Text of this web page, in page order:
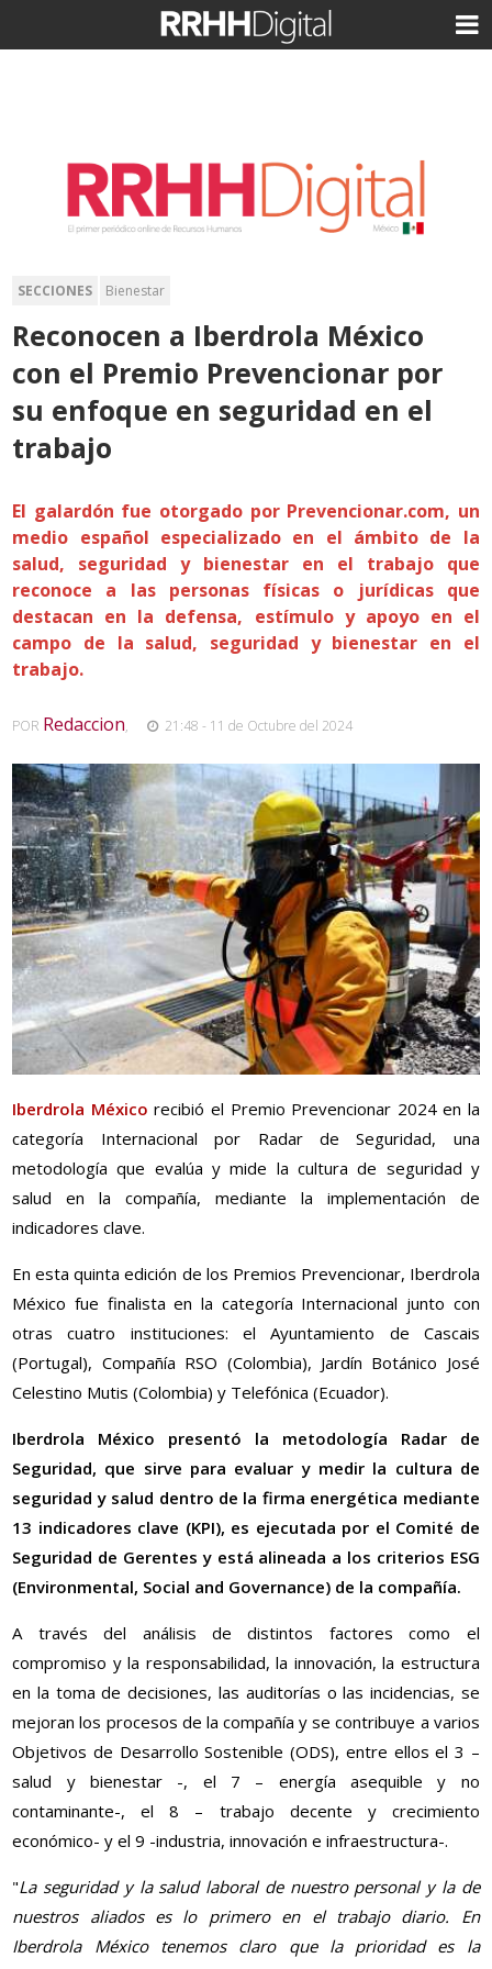
SECCIONES Bienestar
Reconocen a Iberdrola México
con el Premio Prevencionar por
su enfoque en seguridad en el
trabajo
El galardón fue otorgado por Prevencionar.com, un
medio español especializado en el ámbito de la
salud, seguridad y bienestar en el trabajo que
reconoce a las personas físicas o jurídicas que
destacan en la defensa, estímulo y apoyo en el
campo de la salud, seguridad y bienestar en el
trabajo.
POR Redaccion, 21:48 - 11 de Octubre del 2024
Iberdrola México recibió el Premio Prevencionar 2024 en la
categoría Internacional por Radar de Seguridad, una
metodología que evalúa y mide la cultura de seguridad y
salud en la compañía, mediante la implementación de
indicadores clave.
En esta quinta edición de los Premios Prevencionar, Iberdrola
México fue finalista en la categoría Internacional junto con
otras cuatro instituciones: el Ayuntamiento de Cascais
(Portugal), Compañía RSO (Colombia), Jardín Botánico José
Celestino Mutis (Colombia) y Telefónica (Ecuador).
Iberdrola México presentó la metodología Radar de
Seguridad, que sirve para evaluar y medir la cultura de
seguridad y salud dentro de la firma energética mediante
13 indicadores clave (KPI), es ejecutada por el Comité de
Seguridad de Gerentes y está alineada a los criterios ESG
(Environmental, Social and Governance) de la compañía.
A través del análisis de distintos factores como el
compromiso y la responsabilidad, la innovación, la estructura
en la toma de decisiones, las auditorías o las incidencias, se
mejoran los procesos de la compañía y se contribuye a varios
Objetivos de Desarrollo Sostenible (ODS), entre ellos el 3 –
salud y bienestar -, el 7 – energía asequible y no
contaminante-, el 8 – trabajo decente y crecimiento
económico- y el 9 -industria, innovación e infraestructura-.
"La seguridad y la salud laboral de nuestro personal y la de
nuestros aliados es lo primero en el trabajo diario. En
Iberdrola México tenemos claro que la prioridad es la